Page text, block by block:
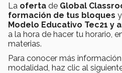
La oferta de Global
formación de tus bloques
Modelo Educativo Tec21 y
a la hora de hacer tu horario,
materias.
Para conocer más
modalidad, haz clic al